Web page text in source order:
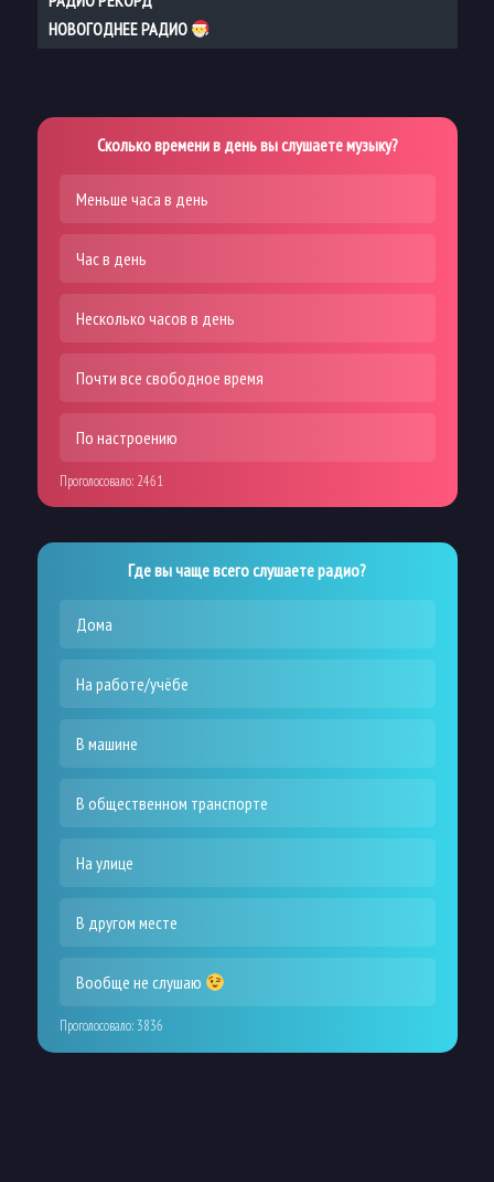
НОВОГОДНЕЕ РАДИО
Сколько времени в день вы слушаете музыку?
Меньше часа в день
Час в день
Несколько часов в день
Почти все свободное время
По настроению
Проголосовало: 2461
Где вы чаще всего слушаете радио?
Дома
На работе/учёбе
В машине
В общественном транспорте
На улице
В другом месте
Вообще не слушаю
Проголосовало:3836